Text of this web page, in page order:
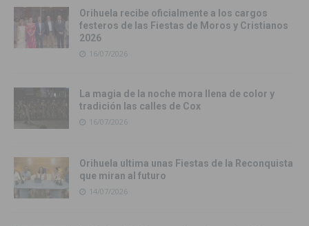
Orihuela recibe oficialmente a los cargos
festeros de las Fiestas de Moros y Cristianos
2026
16/07/2026
La magia de la noche mora llena de color y
tradición las calles de Cox
16/07/2026
Orihuela ultima unas Fiestas de la Reconquista
que miran al futuro
14/07/2026